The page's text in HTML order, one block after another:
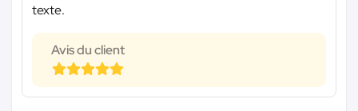
texte.
Avis du client